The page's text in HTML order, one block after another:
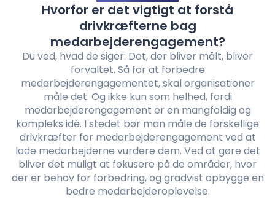
Hvorfor er det vigtigt at forstå
drivkræfterne bag
medarbejderengagement?
Du ved, hvad de siger: Det, der bliver målt, bliver
forvaltet. Så for at forbedre
medarbejderengagementet, skal organisationer
måle det. Og ikke kun som helhed, fordi
medarbejderengagement er en mangfoldig og
kompleks idé. I stedet bør man måle de forskellige
drivkræfter for medarbejderengagement ved at
lade medarbejderne vurdere dem. Ved at gøre det
bliver det muligt at fokusere på de områder, hvor
der er behov for forbedring, og gradvist opbygge en
bedre medarbejderoplevelse.